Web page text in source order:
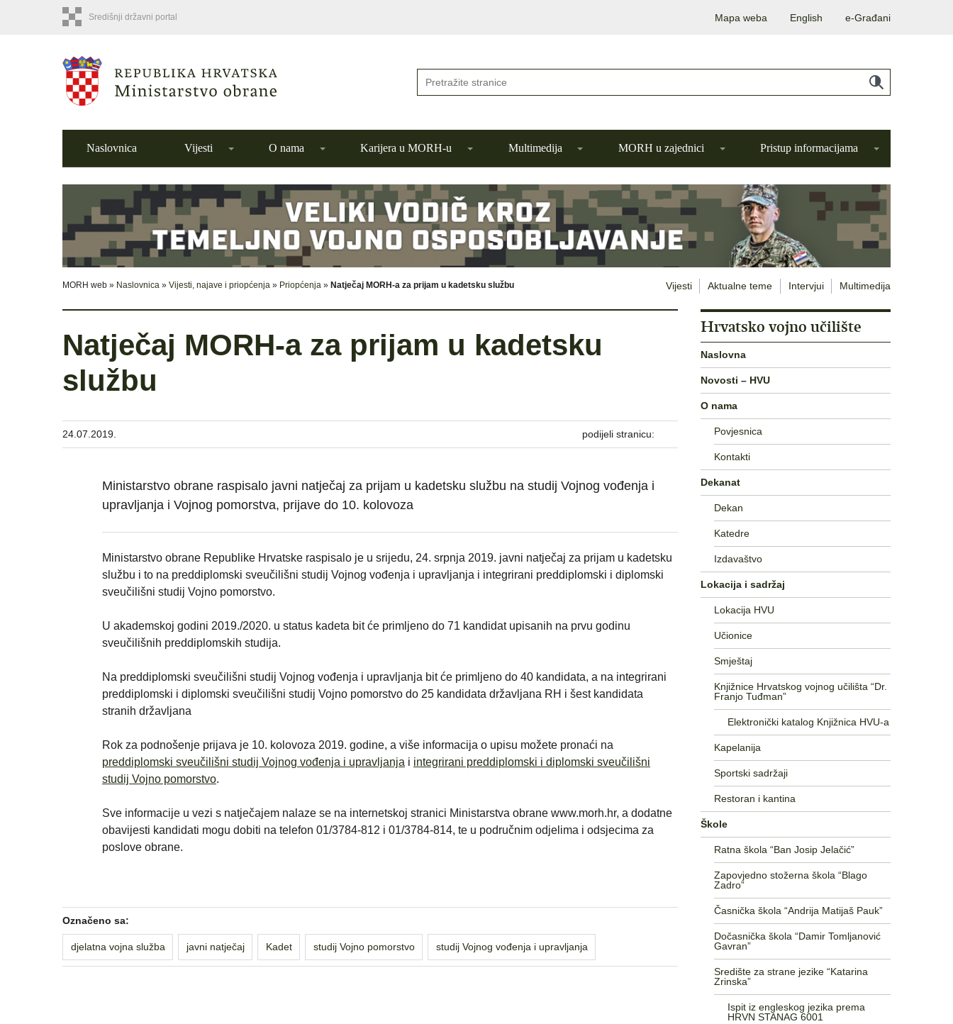
Središnji državni portal Mapa weba English e-Građani
Naslovnica Vijesti O nama Karijera u MORH-u Multimedija MORH u zajednici Pristup informacijama
MORH web » Naslovnica » Vijesti, najave i priopćenja » Priopćenja » Natječaj MORH-a za prijam u kadetsku službu Vijesti Aktualne teme Intervjui Multimedija
Natječaj MORH-a za prijam u kadetsku
službu
24.07.2019. podijeli stranicu:
Ministarstvo obrane raspisalo javni natječaj za prijam u kadetsku službu na studij Vojnog vođenja i
upravljanja i Vojnog pomorstva, prijave do 10. kolovoza
Ministarstvo obrane Republike Hrvatske raspisalo je u srijedu, 24. srpnja 2019. javni natječaj za prijam u kadetsku
službu i to na preddiplomski sveučilišni studij Vojnog vođenja i upravljanja i integrirani preddiplomski i diplomski
sveučilišni studij Vojno pomorstvo.
U akademskoj godini 2019./2020. u status kadeta bit će primljeno do 71 kandidat upisanih na prvu godinu
sveučilišnih preddiplomskih studija.
Na preddiplomski sveučilišni studij Vojnog vođenja i upravljanja bit će primljeno do 40 kandidata, a na integrirani
preddiplomski i diplomski sveučilišni studij Vojno pomorstvo do 25 kandidata državljana RH i šest kandidata
stranih državljana
Rok za podnošenje prijava je 10. kolovoza 2019. godine, a više informacija o upisu možete pronaći na
preddiplomski sveučilišni studij Vojnog vođenja i upravljanja i integrirani preddiplomski i diplomski sveučilišni
studij Vojno pomorstvo.
Sve informacije u vezi s natječajem nalaze se na internetskoj stranici Ministarstva obrane www.morh.hr, a dodatne
obavijesti kandidati mogu dobiti na telefon 01/3784-812 i 01/3784-814, te u područnim odjelima i odsjecima za
poslove obrane.
Označeno sa:
djelatna vojna služba javni natječaj Kadet studij Vojno pomorstvo studij Vojnog vođenja i upravljanja
Hrvatsko vojno učilište
Naslovna
Novosti – HVU
O nama
Povjesnica
Kontakti
Dekanat
Dekan
Katedre
Izdavaštvo
Lokacija i sadržaj
Lokacija HVU
Učionice
Smještaj
Knjižnice Hrvatskog vojnog učilišta “Dr.
Franjo Tuđman”
Elektronički katalog Knjižnica HVU-a
Kapelanija
Sportski sadržaji
Restoran i kantina
Škole
Ratna škola “Ban Josip Jelačić”
Zapovjedno stožerna škola “Blago
Zadro”
Časnička škola “Andrija Matijaš Pauk”
Dočasnička škola “Damir Tomljanović
Gavran”
Središte za strane jezike “Katarina
Zrinska”
Ispit iz engleskog jezika prema
HRVN STANAG 6001